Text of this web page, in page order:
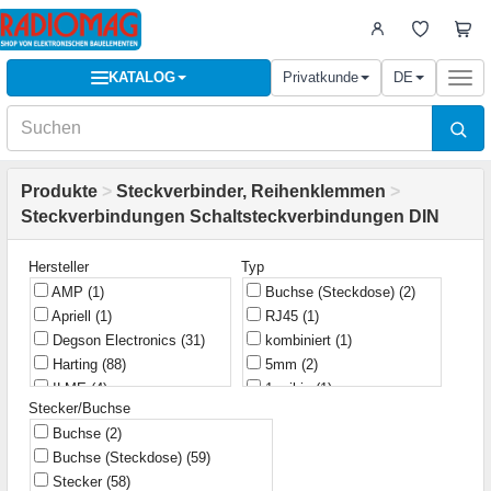
KATALOG Privatkunde DE
Produkte > Steckverbinder, Reihenklemmen >
Steckverbindungen Schaltsteckverbindungen DIN
Hersteller
AMP (1)
Apriell (1)
Degson Electronics (31)
Harting (88)
ILME(4)
JST(1)
KLS(5)
Lumberg(1)
Molex(4)
Typ
Buchse (Steckdose) (2)
RJ45 (1)
kombiniert (1)
5mm (2)
1-reihig(1)
Stecker/Buchse
Buchse (2)
Buchse (Steckdose) (59)
Stecker (58)